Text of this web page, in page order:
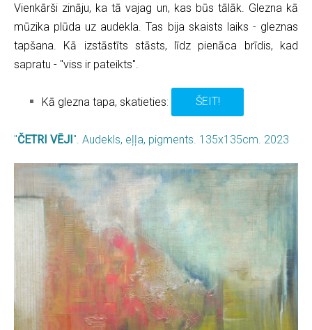
Vienkārši zināju, ka tā vajag un, kas būs tālāk. Glezna kā
mūzika plūda uz audekla. Tas bija skaists laiks - gleznas
tapšana. Kā izstāstīts stāsts, līdz pienāca brīdis, kad
sapratu - "viss ir pateikts".
Kā glezna tapa, skatieties: ŠEIT!
"ČETRI VĒJI ". Audekls, eļļa, pigments. 135x135cm. 2023